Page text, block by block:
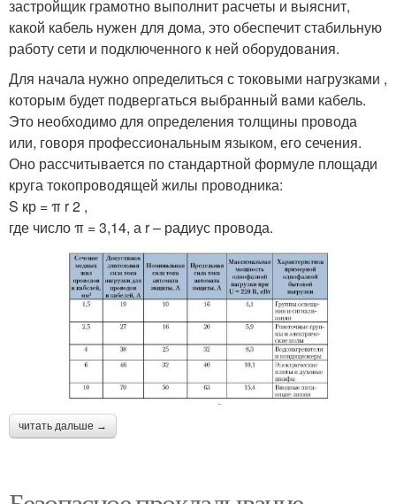
застройщик грамотно выполнит расчеты и выяснит,
какой кабель нужен для дома, это обеспечит стабильную
работу сети и подключенного к ней оборудования.
Для начала нужно определиться с токовыми нагрузками ,
которым будет подвергаться выбранный вами кабель.
Это необходимо для определения толщины провода
или, говоря профессиональным языком, его сечения.
Оно рассчитывается по стандартной формуле площади
круга токопроводящей жилы проводника:
S кр = π r 2 ,
где число π = 3,14, а r – радиус провода.
читать дальше →